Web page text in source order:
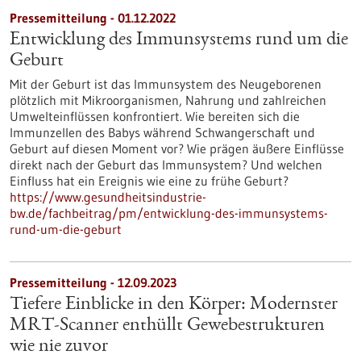
Pressemitteilung - 01.12.2022
Entwicklung des Immunsystems rund um die
Geburt
Mit der Geburt ist das Immunsystem des Neugeborenen
plötzlich mit Mikroorganismen, Nahrung und zahlreichen
Umwelteinflüssen konfrontiert. Wie bereiten sich die
Immunzellen des Babys während Schwangerschaft und
Geburt auf diesen Moment vor? Wie prägen äußere Einflüsse
direkt nach der Geburt das Immunsystem? Und welchen
Einfluss hat ein Ereignis wie eine zu frühe Geburt?
https://www.gesundheitsindustrie-
bw.de/fachbeitrag/pm/entwicklung-des-immunsystems-
rund-um-die-geburt
Pressemitteilung - 12.09.2023
Tiefere Einblicke in den Körper: Modernster
MRT-Scanner enthüllt Gewebestrukturen
wie nie zuvor